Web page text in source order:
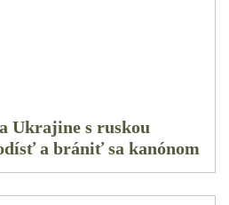
Ukrajine s ruskou
a brániť sa kanónom